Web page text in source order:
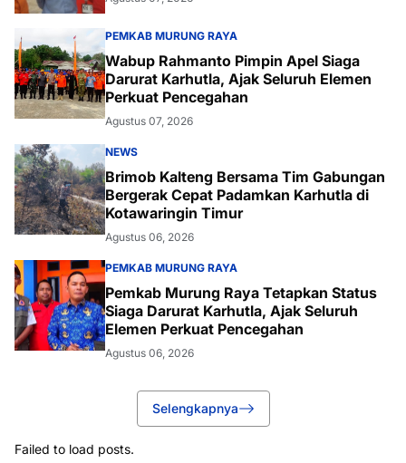
PEMKAB MURUNG RAYA
Wabup Rahmanto Pimpin Apel Siaga
Darurat Karhutla, Ajak Seluruh Elemen
Perkuat Pencegahan
Agustus 07, 2026
NEWS
Brimob Kalteng Bersama Tim Gabungan
Bergerak Cepat Padamkan Karhutla di
Kotawaringin Timur
Agustus 06, 2026
PEMKAB MURUNG RAYA
Pemkab Murung Raya Tetapkan Status
Siaga Darurat Karhutla, Ajak Seluruh
Elemen Perkuat Pencegahan
Agustus 06, 2026
Selengkapnya
Failed to load posts.